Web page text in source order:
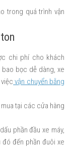
trong quá trình vận
chi phí cho khách
bọc dễ dàng, xe
vận chuyển bằng
tại các cửa hàng
phần đầu xe máy,
đến phần đuôi xe